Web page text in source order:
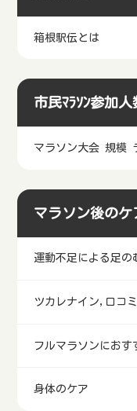
箱根駅伝とは
市民ﾏﾗｿﾝ参加人
マラソン大会 規模
マラソン後のケ
運動不足による足の
ツカレナイン,口コ
フルマラソンにおす
身体のケア